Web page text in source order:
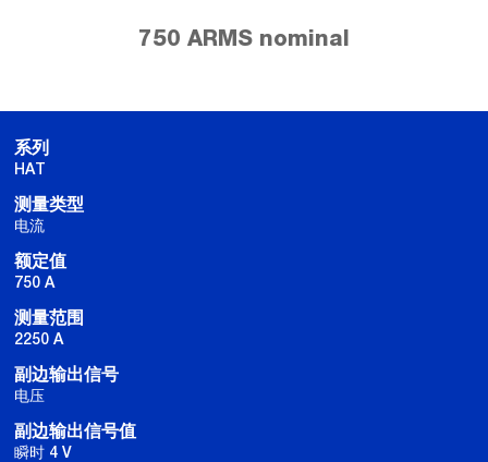
750 ARMS nominal
系列
HAT
测量类型
电流
额定值
750 A
测量范围
2250 A
副边输出信号
电压
副边输出信号值
瞬时 4 V